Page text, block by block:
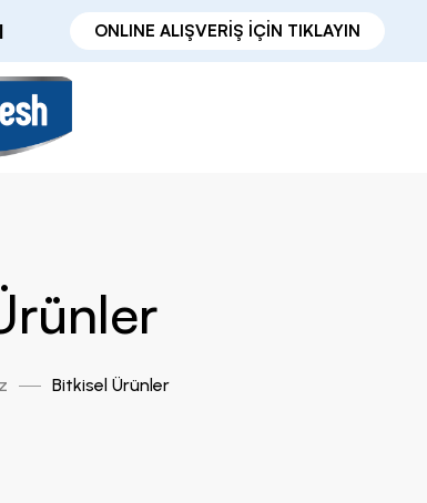
ONLINE ALIŞVERİŞ İÇİN TIKLAYIN
Bitkisel Ürünler